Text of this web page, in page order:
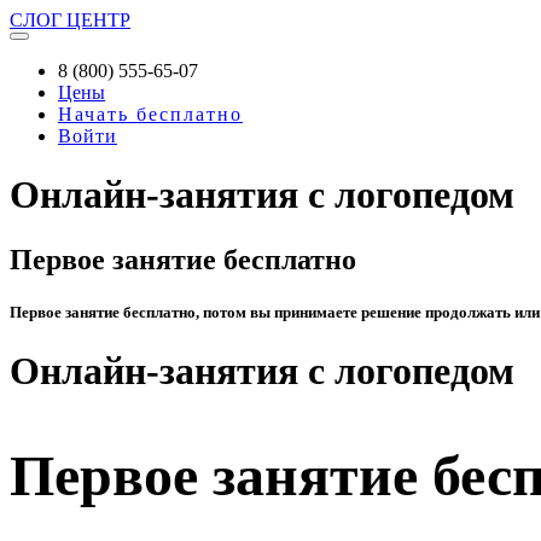
СЛОГ ЦЕНТР
8 (800) 555-65-07
Цены
Начать бесплатно
Войти
Онлайн-занятия с логопедом
Первое занятие бесплатно
Первое занятие бесплатно, потом вы принимаете решение продолжать или
Онлайн-занятия с логопедом
Первое занятие